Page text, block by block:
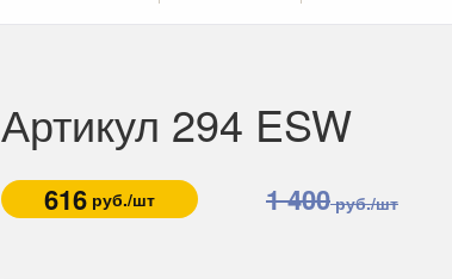
Артикул 294 ESW
616 руб./шт 1 400руб./шт